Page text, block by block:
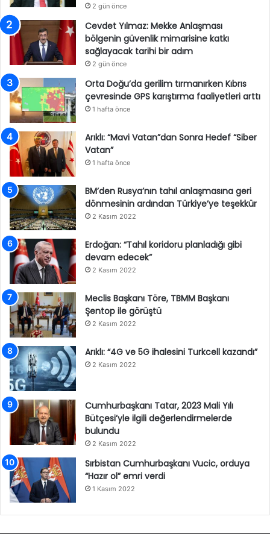
2 gün önce
Cevdet Yılmaz: Mekke Anlaşması
bölgenin güvenlik mimarisine katkı
sağlayacak tarihi bir adım
2 gün önce
Orta Doğu’da gerilim tırmanırken Kıbrıs
çevresinde GPS karıştırma faaliyetleri arttı
1 hafta önce
Arıklı: “Mavi Vatan”dan Sonra Hedef “Siber
Vatan”
1 hafta önce
BM’den Rusya’nın tahıl anlaşmasına geri
dönmesinin ardından Türkiye’ye teşekkür
2 Kasım 2022
Erdoğan: “Tahıl koridoru planladığı gibi
devam edecek”
2 Kasım 2022
Meclis Başkanı Töre, TBMM Başkanı
Şentop ile görüştü
2 Kasım 2022
Arıklı: “4G ve 5G ihalesini Turkcell kazandı”
2 Kasım 2022
Cumhurbaşkanı Tatar, 2023 Mali Yılı
Bütçesi’yle ilgili değerlendirmelerde
bulundu
2 Kasım 2022
Sırbistan Cumhurbaşkanı Vucic, orduya
“Hazır ol” emri verdi
1 Kasım 2022